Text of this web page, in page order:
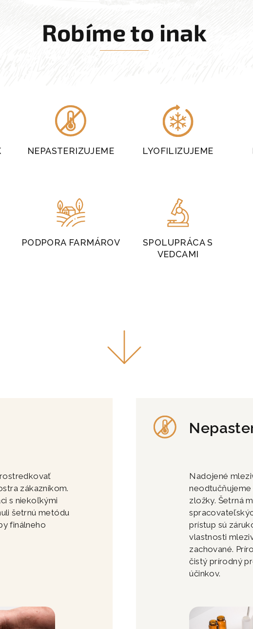
Robíme to inak
NEPASTERIZUJEME LYOFILIZUJEME
PODPORA FARMÁROV
SPOLUPRÁCA S
VEDCAMI
zákazníkom.
s niekoľkými
šetrnú metódu
finálneho
Nadojené
neodtučňujeme
zložky. Šetrná
prístup sú
vlastnosti
zachované.
čistý prírodný
účinkov.